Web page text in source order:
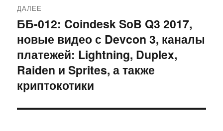
ДАЛЕЕ
Следующая
запись:
ББ-012: Coindesk SoB Q3 2017,
новые видео с Devcon 3, каналы
платежей: Lightning, Duplex,
Raiden и Sprites, а также
криптокотики